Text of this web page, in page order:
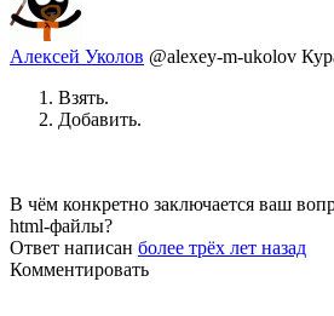
Алексей Уколов @alexey-m-ukolov
Взять.
Добавить.
В чём конкретно заключается ваш
html-файлы?
Ответ написан более трёх лет назад
Комментировать